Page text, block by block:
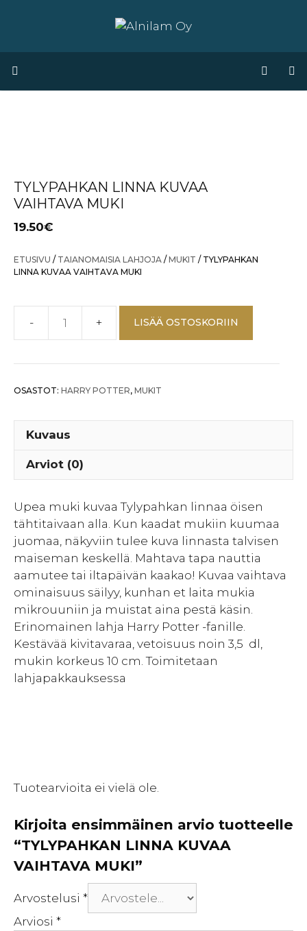
TYLYPAHKAN LINNA KUVAA
VAIHTAVA MUKI
19.50€
ETUSIVU / TAIANOMAISIA LAHJOJA /MUKIT / TYLYPAHKAN
LINNA KUVAA VAIHTAVA MUKI
TYLYPAHKAN
KUVAA
MUKI
LISÄÄ OSTOSKORIIN
OSASTOT: HARRY POTTER, MUKIT
Kuvaus
Arviot (0)
Upea muki kuvaa Tylypahkan linnaa öisen
tähtitaivaan alla. Kun kaadat mukiin kuumaa
juomaa, näkyviin tulee kuva linnasta talvisen
maiseman keskellä. Mahtava tapa nauttia
aamutee tai iltapäivän kaakao! Kuvaa vaihtava
ominaisuus säilyy, kunhan et laita mukia
mikrouuniin ja muistat aina pestä käsin.
Erinomainen lahja Harry Potter -fanille.
Kestävää kivitavaraa, vetoisuus noin 3,5 dl,
mukin korkeus 10 cm. Toimitetaan
lahjapakkauksessa
Tuotearvioita ei vielä ole.
Kirjoita ensimmäinen arvio tuotteelle
“TYLYPAHKAN LINNA KUVAA
VAIHTAVA MUKI”
Arvostelusi *
Arviosi *